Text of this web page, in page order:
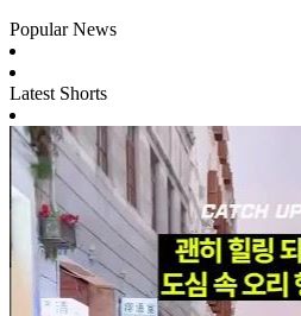
Popular News
Latest Shorts